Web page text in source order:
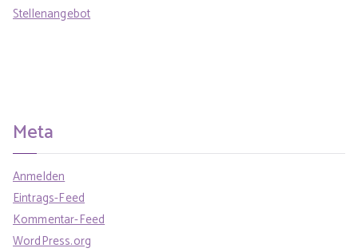
Stellenangebot
Meta
Anmelden
Eintrags-Feed
Kommentar-Feed
WordPress.org